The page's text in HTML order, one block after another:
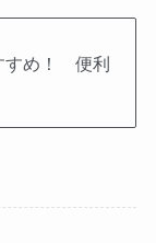
すめ！ 便利